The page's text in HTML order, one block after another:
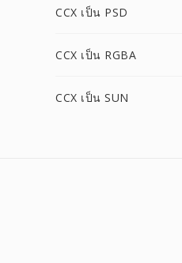
CCX เป็น PSD
CCX เป็น RGBA
CCX เป็น SUN